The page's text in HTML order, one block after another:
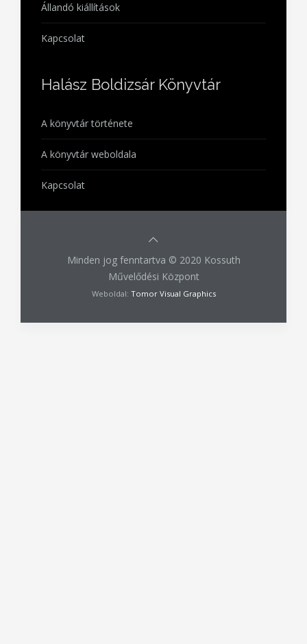
Állandó kiállítások
Kapcsolat
Halász Boldizsár Könyvtár
A könyvtár története
A könyvtár weboldala
Kapcsolat
Minden jog fenntartva © 2020 Kossuth
Művelődési Központ
Weboldal: Tomor Visual Graphics